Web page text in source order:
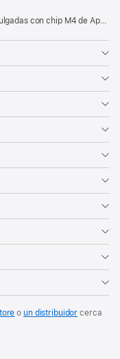
de 10 núcleos y GPU de 10 núcleos - Plata
oun distribuidor cerca